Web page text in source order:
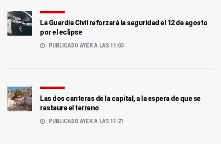
La Guardia Civil reforzará la seguridad el 12 de agosto
por el eclipse
PUBLICADO AYER A LAS 11:03
Las dos canteras de la capital, a la espera de que se
restaure el terreno
PUBLICADO AYER A LAS 11:21